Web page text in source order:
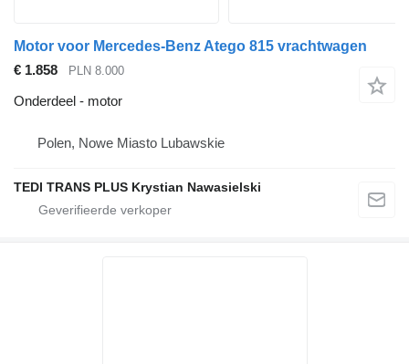
Motor voor Mercedes-Benz Atego 815 vrachtwagen
€ 1.858
PLN 8.000
Onderdeel - motor
Polen, Nowe Miasto Lubawskie
TEDI TRANS PLUS Krystian Nawasielski